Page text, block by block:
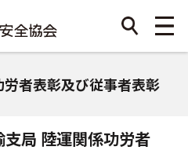
者表彰及び従事者表彰
局 陸運関係功労者